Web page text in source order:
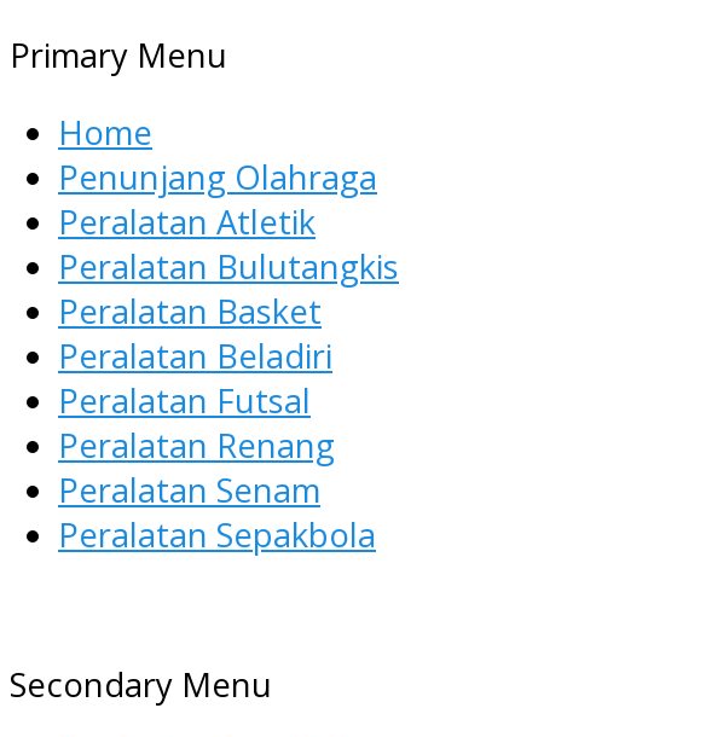
Primary Menu
Home
Penunjang Olahraga
Peralatan Atletik
Peralatan Bulutangkis
Peralatan Basket
Peralatan Beladiri
Peralatan Futsal
Peralatan Renang
Peralatan Senam
Peralatan Sepakbola
AGEN ALAT OLAHRAGA
Menyediakan Alat Olahraga Terlengkap di
Secondary Menu